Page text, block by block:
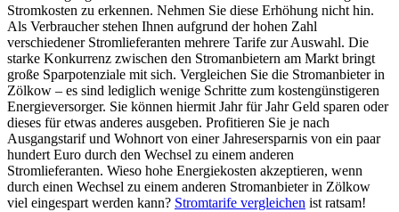
Stromkosten zu erkennen. Nehmen Sie diese Erhöhung nicht hin.
Als Verbraucher stehen Ihnen aufgrund der hohen Zahl
verschiedener Stromlieferanten mehrere Tarife zur Auswahl. Die
starke Konkurrenz zwischen den Stromanbietern am Markt bringt
große Sparpotenziale mit sich. Vergleichen Sie die Stromanbieter in
Zölkow – es sind lediglich wenige Schritte zum kostengünstigeren
Energieversorger. Sie können hiermit Jahr für Jahr Geld sparen oder
dieses für etwas anderes ausgeben. Profitieren Sie je nach
Ausgangstarif und Wohnort von einer Jahresersparnis von ein paar
hundert Euro durch den Wechsel zu einem anderen
Stromlieferanten. Wieso hohe Energiekosten akzeptieren, wenn
durch einen Wechsel zu einem anderen Stromanbieter in Zölkow
viel eingespart werden kann? Stromtarife vergleichen ist ratsam!